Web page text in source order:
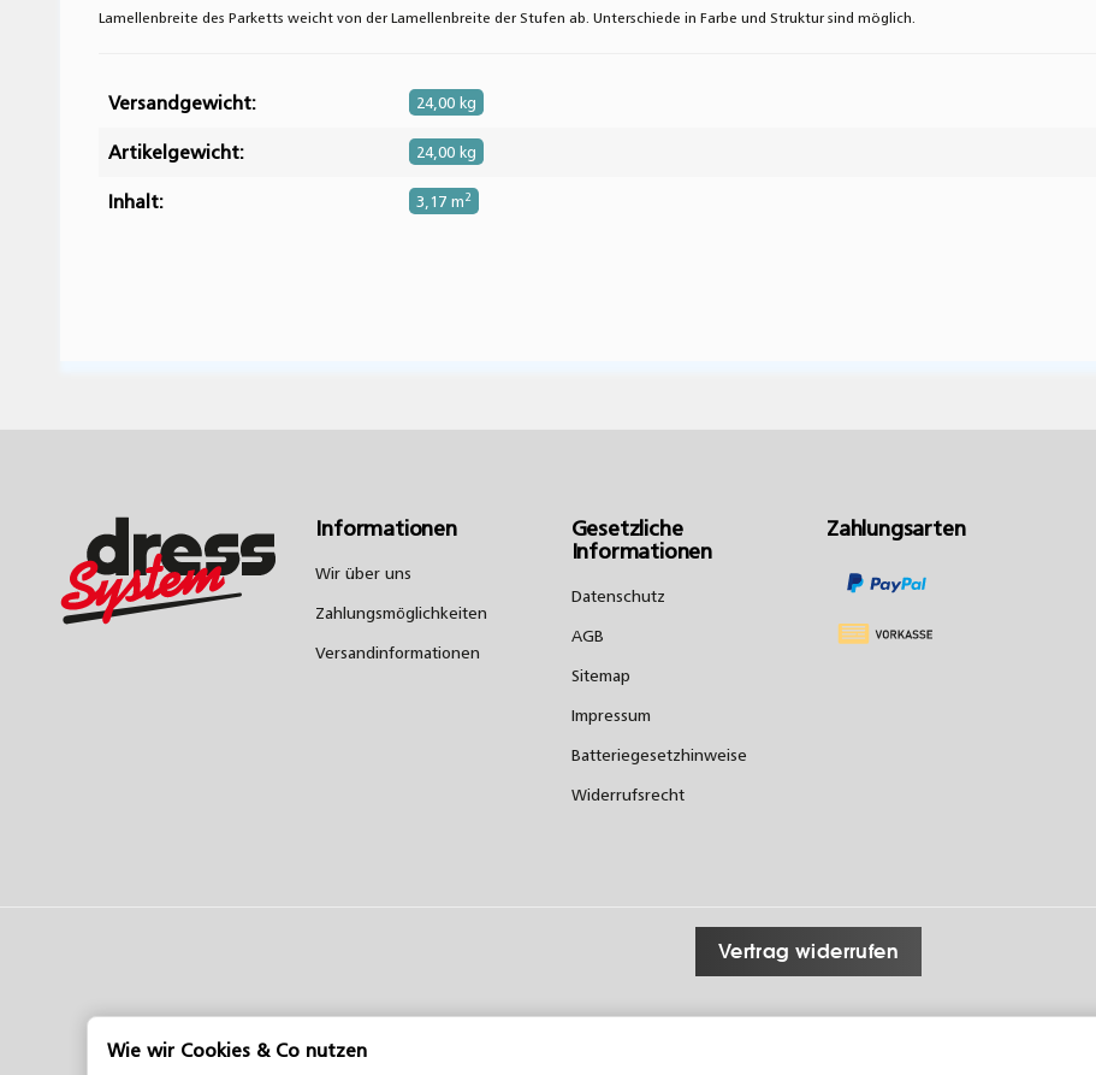
Lamellenbreite des Parketts weicht von der Lamellenbreite der Stufen ab. Unterschiede in Farbe und Struktur sind möglich.
Versandgewicht: 24,00 kg
Artikelgewicht: 24,00 kg
Inhalt: 3,17 m2
Informationen
Wir über uns
Zahlungsmöglichkeiten
Versandinformationen
Gesetzliche
Informationen
Datenschutz
AGB
Sitemap
Impressum
Batteriegesetzhinweise
Widerrufsrecht
Zahlungsarten
Vertrag widerrufen
Wie wir Cookies & Co nutzen